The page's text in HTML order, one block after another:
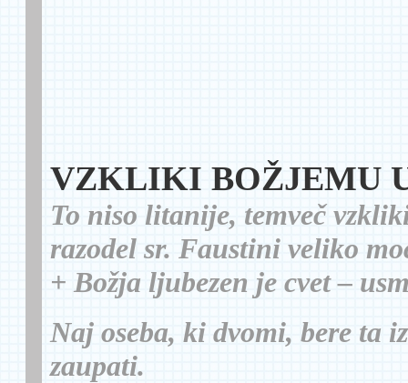
VZKLIKI BOŽJEMU
To niso litanije, temveč
razodel sr. Faustini veliko
+ Božja ljubezen je cvet –
Naj oseba, ki dvomi, bere ta
zaupati.